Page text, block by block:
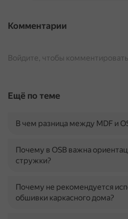
Комментарии
Войдите, чтобы комментировать
Ещё по теме
В чем разница между MDF и
Почему в OSB важна
стружки?
Почему не рекомендуется
обшивки каркасного дома?